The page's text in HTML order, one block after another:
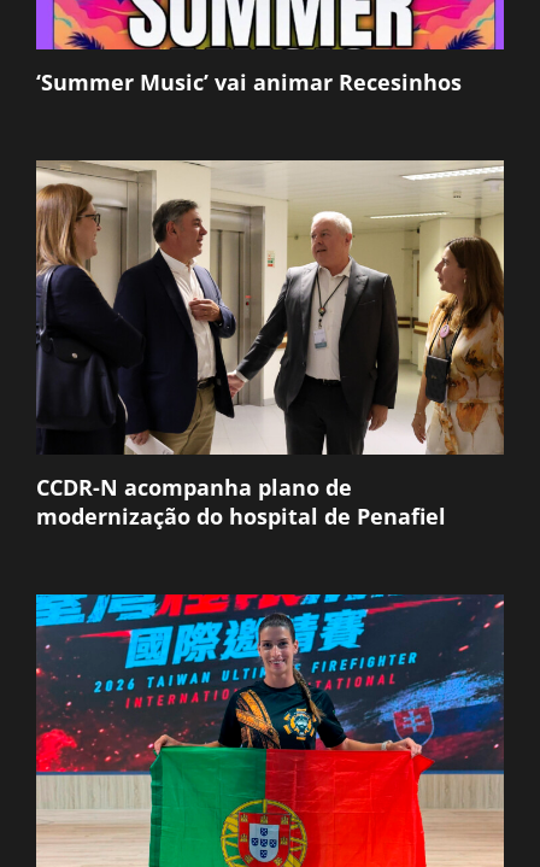
‘Summer Music’ vai animar Recesinhos
CCDR-N acompanha plano de
modernização do hospital de Penafiel